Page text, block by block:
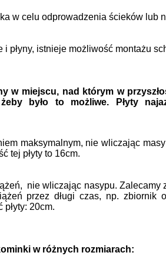
w celu odprowadzenia ścieków lub
płyny, istnieje możliwość montażu
w miejscu, nad którym w
było to możliwe.
Płyty
maksymalnym, nie wliczając
tej płyty to 16cm.
nie wliczając nasypu. Zalecamy
przez długi czas, np. zbiornik
20cm.
w różnych rozmiarach: